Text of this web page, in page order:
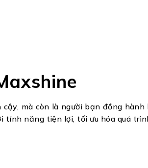
mà còn là người bạn đồng
năng tiện lợi, tối ưu hóa quá